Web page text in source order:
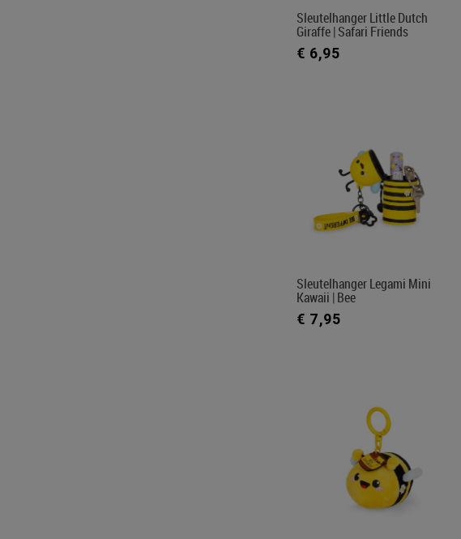
Sleutelhanger Little Dutch
Giraffe | Safari Friends
€ 6,95
Sleutelhanger Legami Mini
Kawaii | Bee
€ 7,95